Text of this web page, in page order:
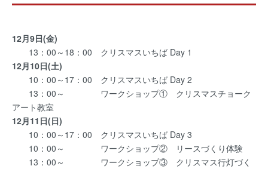
12月9日(金)
13：00～18：00 クリスマスいちば Day 1
12月10日(土)
10：00～17：00 クリスマスいちば Day 2
13：00～ ワークショップ① クリスマスチョーク
アート教室
12月11日(日)
10：00～17：00 クリスマスいちば Day 3
10：00～ ワークショップ②
リースづくり体験
13：00～ ワークショップ③ クリスマス行灯づく